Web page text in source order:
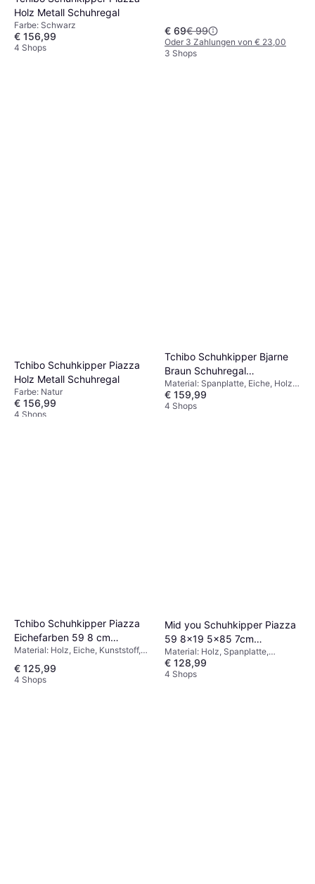
Holz Metall Schuhregal
Farbe: Schwarz
€ 156,99
4 Shops
€ 69€ 99
Oder 3 Zahlungen von € 23,00
3 Shops
Tchibo Schuhkipper Piazza
Holz Metall Schuhregal
Farbe: Natur
€ 156,99
4 Shops
Tchibo Schuhkipper Bjarne
Braun Schuhregal
59.8x131cm
Material: Spanplatte, Eiche, Holz,
Farbe: Braun, Mehrfarbig, Violett
€ 159,99
4 Shops
Tchibo Schuhkipper Piazza
Eichefarben 59 8 cm
Schuhregal
Material: Holz, Eiche, Kunststoff,
Beige, Natur
€ 125,99
4 Shops
Mid you Schuhkipper Piazza
59 8x19 5x85 7cm
Schuhregal
Material: Holz, Spanplatte,
Kunststoff, Farbe: Schwarz,
Violett, Braun
€ 128,99
4 Shops